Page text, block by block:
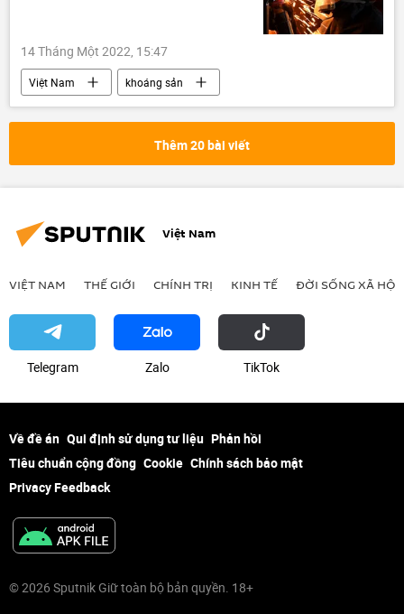
14 Tháng Một 2022, 15:47
Việt Nam
khoáng sản
Bộ Tài nguyên và Môi trường
đất hiếm
Thêm 20 bài viết
Việt Nam
VIỆT NAM THẾ GIỚI CHÍNH TRỊ KINH TẾ ĐỜI SỐNG XÃ HỘI
Telegram Zalo ТikТоk
Về đề án Qui định sử dụng tư liệu Phản hồi
Tiêu chuẩn cộng đồng Cookie Chính sách bảo mật
Privacy Feedback
© 2026 Sputnik Giữ toàn bộ bản quyền. 18+